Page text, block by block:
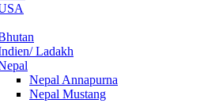
Ladakh
Nepal Annapurna
Nepal Mustang